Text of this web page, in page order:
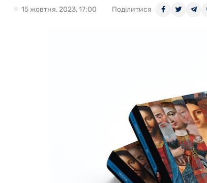
15 жовтня, 2023, 17:00 Поділитися